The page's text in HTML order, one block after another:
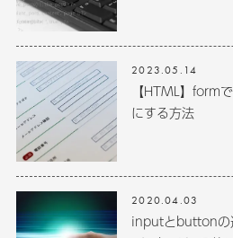
2023.05.14
【HTML】form
にする方法
2020.04.03
inputとbuttonの